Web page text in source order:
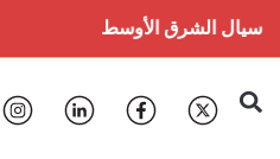
سيال الشرق الأوسط